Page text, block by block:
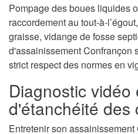
Pompage des boues liquides
raccordement au tout-à-
graisse, vidange de fosse
d'assainissement Confrançon
strict respect des normes en
Diagnostic vidéo
d'étanchéité des
Entretenir son